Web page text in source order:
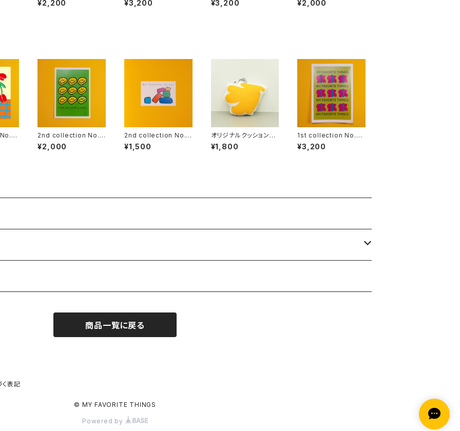
¥2,200 ¥3,200 ¥3,200 ¥2,000
2nd collection No.8
(B4)
¥2,000
2nd collection No.5
(B5)
¥1,500
オリジナルクッションキ
ーホルダー【バナナ】
¥1,800
1st collection No.2
(B3)
¥3,200
商品一覧に戻る
表記
© MY FAVORITE THINGS
Powered by